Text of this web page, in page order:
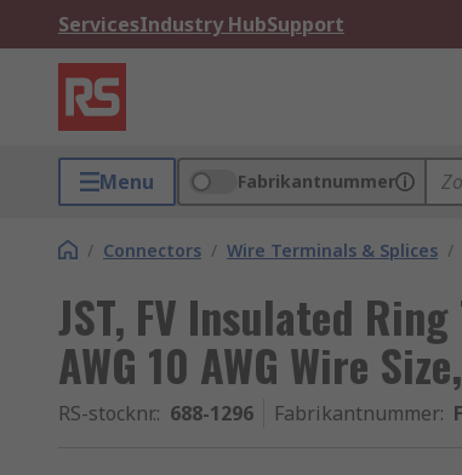
ServicesIndustry HubSupport
Menu Fabrikantnummer
/ Connectors / Wire Terminals & Splices /
JST, FV Insulated
AWG 10 AWG Wire
RS-stocknr.: 688-1296 Fabrikantnummer: